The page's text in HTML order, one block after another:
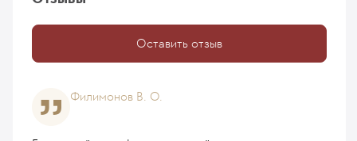
Оставить отзыв
Филимонов В. О.